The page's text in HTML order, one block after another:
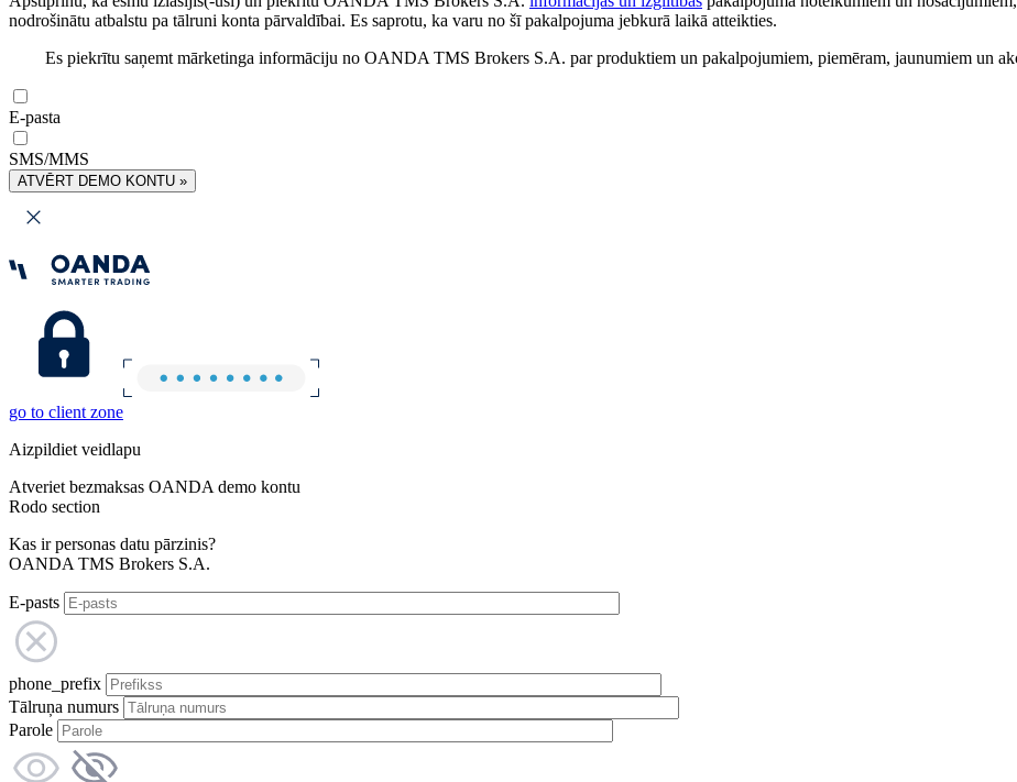
nodrošinātu atbalstu pa tālruni konta pārvaldībai. Es saprotu, ka varu no šī pakalpojuma jebkurā laikā atteikties.
Es piekrītu saņemt mārketinga informāciju no OANDA TMS Brokers S.A. par produktiem un pakalpojumiem, piemēram, jaunumiem un
E-pasta
SMS/MMS
ATVĒRT DEMO KONTU »
go to client zone
Aizpildiet veidlapu
Atveriet bezmaksas OANDA demo kontu
Rodo section
Kas ir personas datu pārzinis?
OANDA TMS Brokers S.A.
E-pasts
phone_prefix
Tālruņa numurs
Parole